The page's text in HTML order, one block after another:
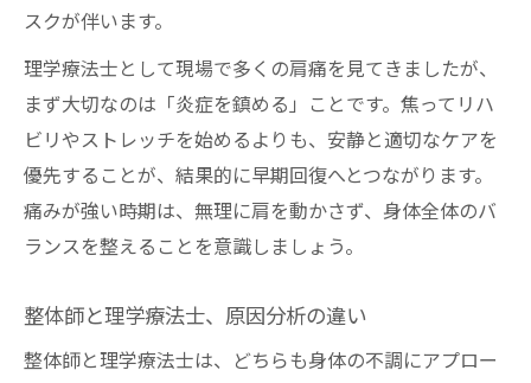
スクが伴います。
理学療法士として現場で多くの肩痛を見てきましたが、
まず大切なのは「炎症を鎮める」ことです。焦ってリハ
ビリやストレッチを始めるよりも、安静と適切なケアを
優先することが、結果的に早期回復へとつながります。
痛みが強い時期は、無理に肩を動かさず、身体全体のバ
ランスを整えることを意識しましょう。
整体師と理学療法士、原因分析の違い
整体師と理学療法士は、どちらも身体の不調にアプロー